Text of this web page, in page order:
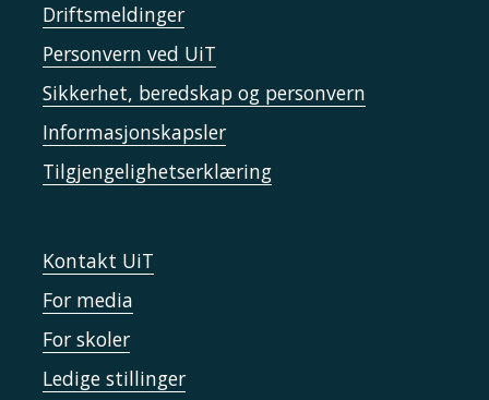
Driftsmeldinger
Personvern ved UiT
Sikkerhet, beredskap og personvern
Informasjonskapsler
Tilgjengelighetserklæring
Kontakt UiT
For media
For skoler
Ledige stillinger